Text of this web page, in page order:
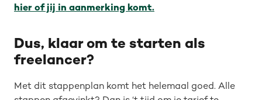
hier of jij in aanmerking komt.
Dus, klaar om te starten als
freelancer?
Met dit stappenplan komt het helemaal goed. Alle